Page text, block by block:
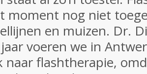
moment nog niet
en muizen. Dr.
voeren we in
naar flashtherapie,